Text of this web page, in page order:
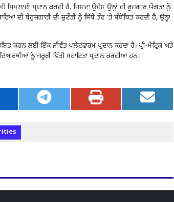
ਪ੍ਰਦਾਨ ਕਰਦੀ ਹੈ, ਜਿਸਦਾ ਉਦੇਸ਼ ਉਨ੍ਹਾਂ ਦੀ ਰੁਜ਼ਗਾਰ ਯੋਗਤਾ ਨੂੰ
ਦੀ ਬੇਰੁਜ਼ਗਾਰੀ ਦੀ ਚੁਣੌਤੀ ਨੂੰ ਸਿੱਧੇ ਤੌਰ ‘ਤੇ ਸੰਬੋਧਿਤ ਕਰਦੀ ਹੈ, ਉਨ੍ਹਾਂ
ਕਰਨ ਲਈ ਇੱਕ ਜੀਵੰਤ ਪਲੇਟਫਾਰਮ ਪ੍ਰਦਾਨ ਕਰਦਾ ਹੈ। ਪ੍ਰੀ-ਮੈਟ੍ਰਿਕ ਅਤੇ
ਨੂੰ ਜ਼ਰੂਰੀ ਵਿੱਤੀ ਸਹਾਇਤਾ ਪ੍ਰਦਾਨ ਕਰਦੀਆਂ ਹਨ।